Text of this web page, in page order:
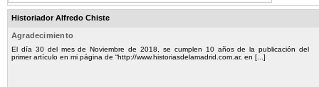
Historiador Alfredo Chiste
Agradecimiento
El día 30 del mes de Noviembre de 2018, se cumplen 10 años de la publicación del
primer artículo en mi página de “http://www.historiasdelamadrid.com.ar, en [...]